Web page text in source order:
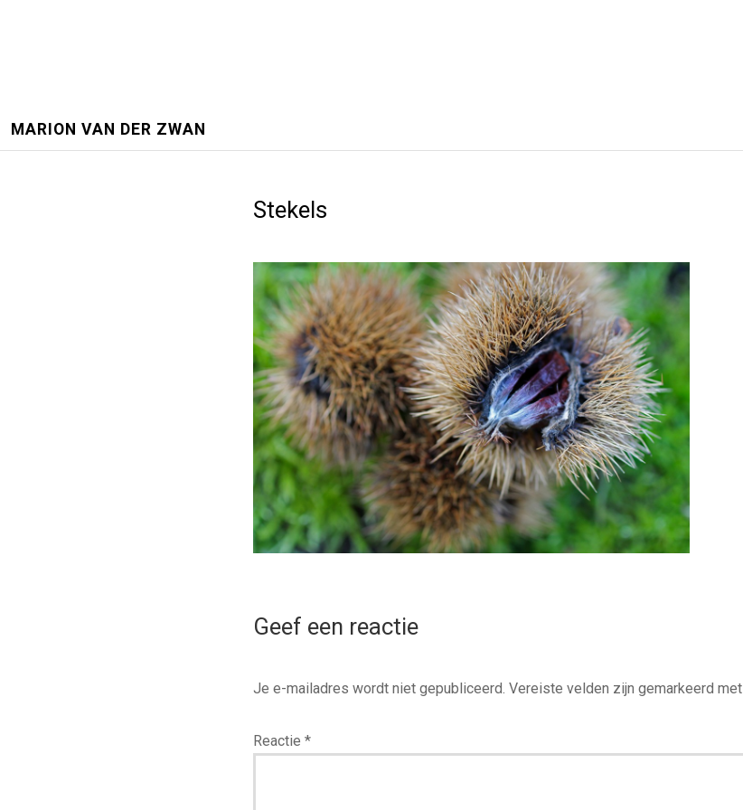
MARION VAN DER ZWAN
Stekels
Geef een reactie
Je e-mailadres wordt niet gepubliceerd. Vereiste velden zijn gemarkeerd met
Reactie *